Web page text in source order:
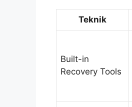
Teknik
Built-in
Recovery Tools